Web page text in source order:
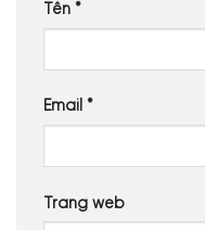
Tên *
Email *
Trang web